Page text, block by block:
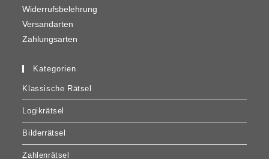
Widerrufsbelehrung
Versandarten
Zahlungsarten
Kategorien
Klassische Rätsel
Logikrätsel
Bilderrätsel
Zahlenrätsel